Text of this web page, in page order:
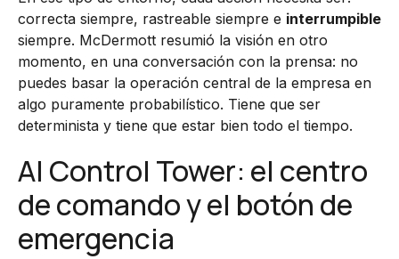
correcta siempre, rastreable siempre e interrumpible
siempre. McDermott resumió la visión en otro
momento, en una conversación con la prensa: no
puedes basar la operación central de la empresa en
algo puramente probabilístico. Tiene que ser
determinista y tiene que estar bien todo el tiempo.
AI Control Tower: el centro
de comando y el botón de
emergencia